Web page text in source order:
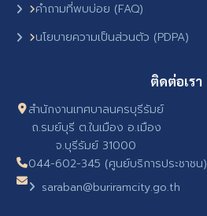
คำถามที่พบบ่อย (FAQ)
นโยบายความเป็นส่วนตัว (PDPA)
ติดต่อเรา
สำนักงานเทศบาลนครบุรีรัมย์
ถ.รมย์บุรี ต.ในเมือง อ.เมือง
จ.บุรีรัมย์ 31000
044-602-345 (ศูนย์บริการประชาชน)
saraban@buriramcity.go.th